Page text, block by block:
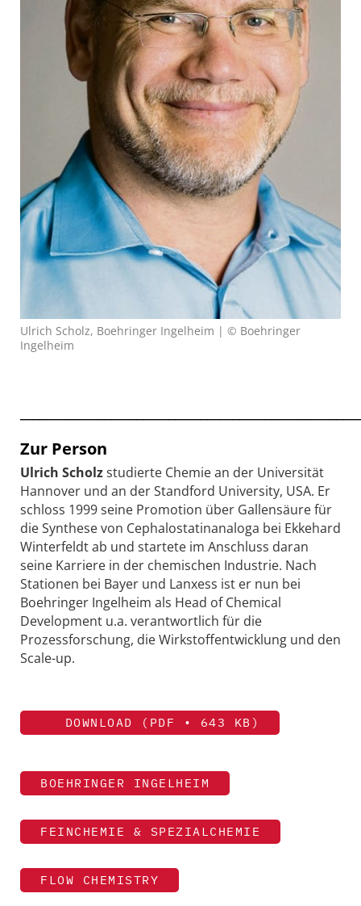
Ulrich Scholz, Boehringer Ingelheim | © Boehringer
Ingelheim
Zur Person
Ulrich Scholzstudierte Chemie an der Universität
Hannover und an der Standford University, USA. Er
schloss 1999 seine Promotion über Gallensäure für
die Synthese von Cephalostatinanaloga bei Ekkehard
Winterfeldt ab und startete im Anschluss daran
seine Karriere in der chemischen Industrie. Nach
Stationen bei Bayer und Lanxess ist er nun bei
Boehringer Ingelheim als Head of Chemical
Development u.a. verantwortlich für die
Prozessforschung, die Wirkstoffentwicklung und den
Scale-up.
DOWNLOAD (PDF • 643 KB)
BOEHRINGER INGELHEIM
FEINCHEMIE & SPEZIALCHEMIE
FLOW CHEMISTRY